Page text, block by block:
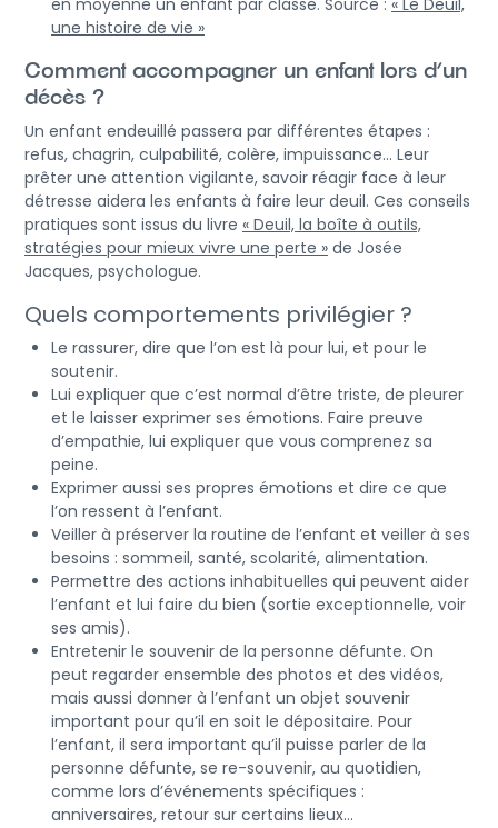
en moyenne un enfant par classe. Source : « Le Deuil,
une histoire de vie »
Comment accompagner un enfant lors d’un
décès ?
Un enfant endeuillé passera par différentes étapes :
refus, chagrin, culpabilité, colère, impuissance… Leur
prêter une attention vigilante, savoir réagir face à leur
détresse aidera les enfants à faire leur deuil. Ces conseils
pratiques sont issus du livre « Deuil, la boîte à outils,
stratégies pour mieux vivre une perte » de Josée
Jacques, psychologue.
Quels comportements privilégier ?
Le rassurer, dire que l’on est là pour lui, et pour le
soutenir.
Lui expliquer que c’est normal d’être triste, de pleurer
et le laisser exprimer ses émotions. Faire preuve
d’empathie, lui expliquer que vous comprenez sa
peine.
Exprimer aussi ses propres émotions et dire ce que
l’on ressent à l’enfant.
Veiller à préserver la routine de l’enfant et veiller à ses
besoins : sommeil, santé, scolarité, alimentation.
Permettre des actions inhabituelles qui peuvent aider
l’enfant et lui faire du bien (sortie exceptionnelle, voir
ses amis).
Entretenir le souvenir de la personne défunte. On
peut regarder ensemble des photos et des vidéos,
mais aussi donner à l’enfant un objet souvenir
important pour qu’il en soit le dépositaire. Pour
l’enfant, il sera important qu’il puisse parler de la
personne défunte, se re-souvenir, au quotidien,
comme lors d’événements spécifiques :
anniversaires, retour sur certains lieux…